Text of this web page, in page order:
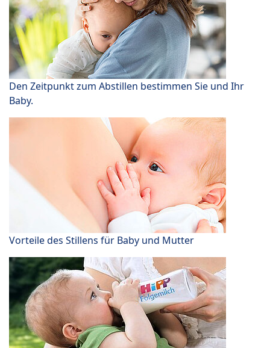
Den Zeitpunkt zum Abstillen bestimmen Sie und Ihr
Baby.
Vorteile des Stillens für Baby und Mutter